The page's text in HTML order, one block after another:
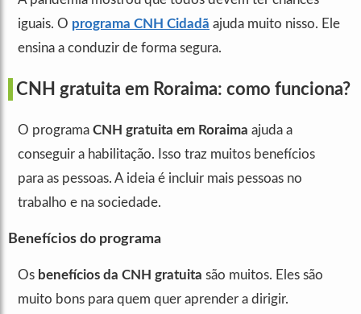
iguais. O programa CNH Cidadã ajuda muito nisso. Ele
ensina a conduzir de forma segura.
CNH gratuita em Roraima: como funciona?
O programa CNH gratuita em Roraima ajuda a
conseguir a habilitação. Isso traz muitos benefícios
para as pessoas. A ideia é incluir mais pessoas no
trabalho e na sociedade.
Benefícios do programa
Os benefícios da CNH gratuita são muitos. Eles são
muito bons para quem quer aprender a dirigir.